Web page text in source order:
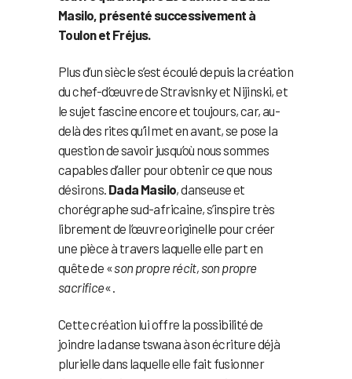
Masilo, présenté successivement à
Toulon et Fréjus.
Plus d’un siècle s’est écoulé depuis la création
du chef-d’œuvre de Stravisnky et Nijinski, et
le sujet fascine encore et toujours, car, au-
delà des rites qu’il met en avant, se pose la
question de savoir jusqu’où nous sommes
capables d’aller pour obtenir ce que nous
désirons. Dada Masilo, danseuse et
chorégraphe sud-africaine, s’inspire très
librement de l’œuvre originelle pour créer
une pièce à travers laquelle elle part en
quête de «son propre récit, son propre
sacrifice« .
Cette création lui offre la possibilité de
joindre la danse tswana à son écriture déjà
plurielle dans laquelle elle fait fusionner